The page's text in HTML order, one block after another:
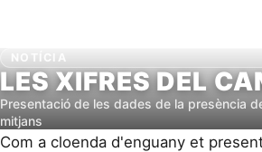
NOTÍCIA
LES XIFRES DEL
Presentació de les dades de la presència
mitjans
Com a cloenda d'enguany et